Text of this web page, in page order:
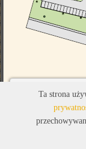
Ta strona